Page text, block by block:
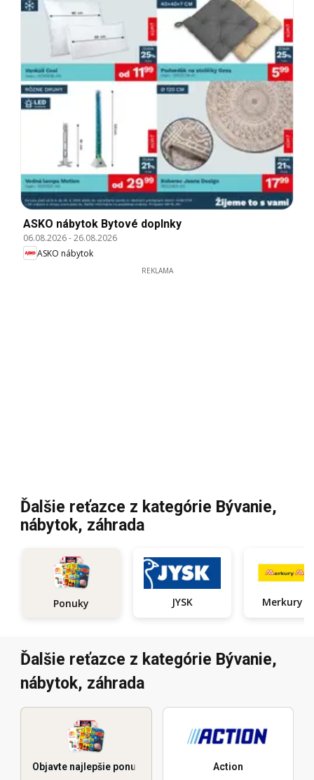
ASKO nábytok Bytové doplnky
06.08.2026-26.08.2026
ASKO nábytok
REKLAMA
Ďalšie reťazce z kategórie Bývanie,
nábytok, záhrada
Ponuky JYSK
Ďalšie reťazce z kategórie Bývanie,
nábytok, záhrada
Objavte najlepšie ponuky Action